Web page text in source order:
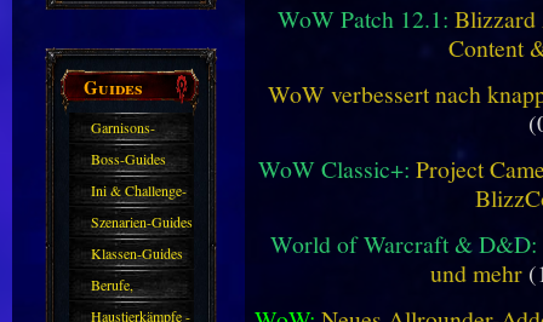
Guides
Garnisons-
Guides
Boss-Guides
Ini & Challenge-
Guides
Szenarien-Guides
Klassen-Guides
Berufe,
Farmkarten und
Haustierkämpfe -
WoW Patch 12.1: Blizzard
Content
WoW verbessert nach
WoW Classic+: Project
World of Warcraft & D&D:
und mehr